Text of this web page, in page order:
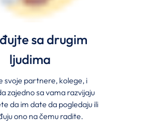
sa drugim
ljudima
svoje partnere, kolege, i
zajedno sa vama razvijaju
da im date da pogledaju ili
ono na čemu radite.